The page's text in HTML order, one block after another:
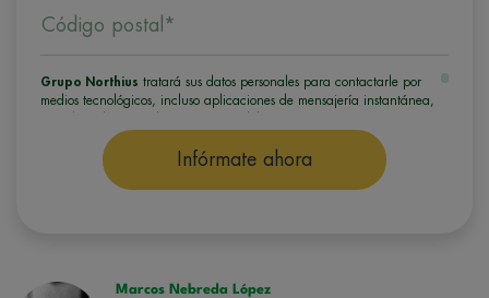
Código postal*
Grupo Northius tratará sus datos personales para contactarle por
medios tecnológicos, incluso aplicaciones de mensajería instantánea,
seleccionado o de otros directamente relacionados con el interés
manifestado y, en su caso, para tramitar la contratación
correspondiente. Compartiremos su solicitud con las empresas que
Grupo Northius, con el objeto de que estas puedan
Infórmate ahora
Marcos Nebreda López